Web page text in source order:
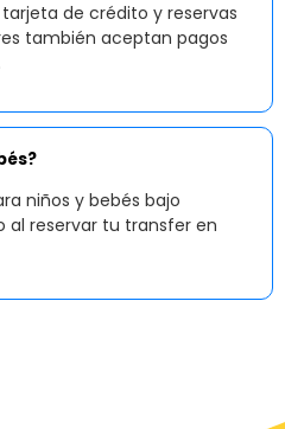
de crédito y reservas
también aceptan pagos
niños y bebés bajo
al reservar tu transfer en